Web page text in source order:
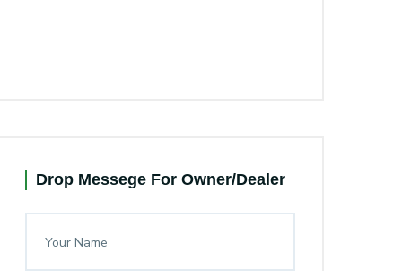
Drop Messege For Owner/Dealer